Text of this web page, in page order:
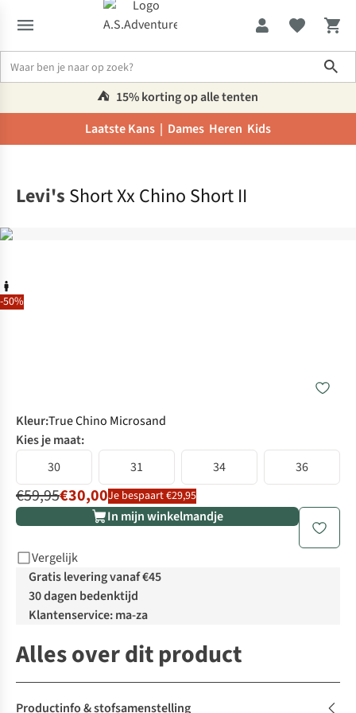
⛺️ 15% korting op alle tenten
Laatste Kans | Dames Heren Kids
-50%
Levi's Short Xx Chino Short II
Kleur:True Chino Microsand
Kies je maat:
30
31 34 36
€59,95€30,00Je bespaart €29,95
In mijn winkelmandje
Vergelijk
Gratis levering vanaf €45
30 dagen bedenktijd
Klantenservice: ma-za
Alles over dit product
Productinfo & stofsamenstelling